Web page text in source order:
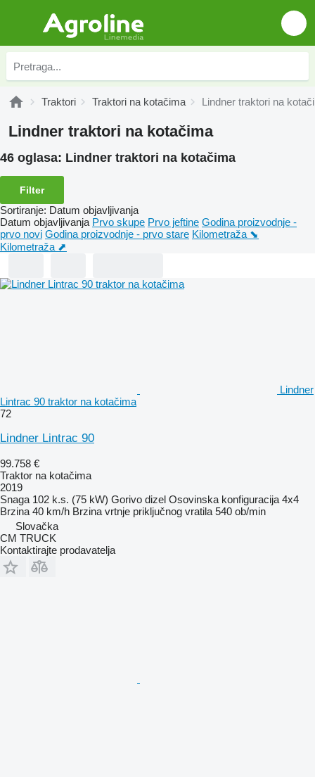
Traktori Traktori na kotačima Lindner traktori na
Lindner traktori na kotačima
46 oglasa: Lindner traktori na kotačima
Filter
Sortiranje: Datum objavljivanja
Datum objavljivanja Prvo skupe Prvo jeftine Godina proizvodnje -
prvo novi Godina proizvodnje - prvo stare Kilometraža ⬊
Kilometraža ⬈
Lindner
Lintrac 90 traktor na kotačima
72
Lindner Lintrac 90
99.758 €
Traktor na kotačima
2019
Snaga 102 k.s. (75 kW) Gorivo dizel Osovinska konfiguracija 4x4
Brzina 40 km/h Brzina vrtnje priključnog vratila 540 ob/min
Slovačka
CM TRUCK
Kontaktirajte prodavatelja